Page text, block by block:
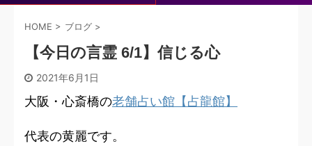
HOME > ブログ >
【今日の言霊 6/1】信じる心
2021年6月1日
大阪・心斎橋の老舗占い館【占龍館】
代表の黄麗です。